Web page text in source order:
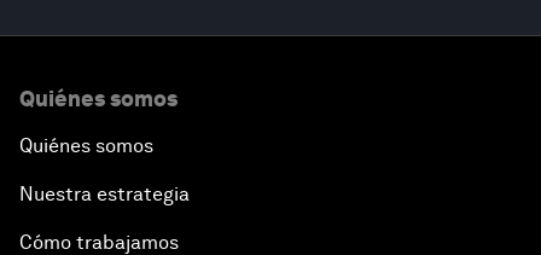
Quiénes somos
Quiénes somos
Nuestra estrategia
Cómo trabajamos